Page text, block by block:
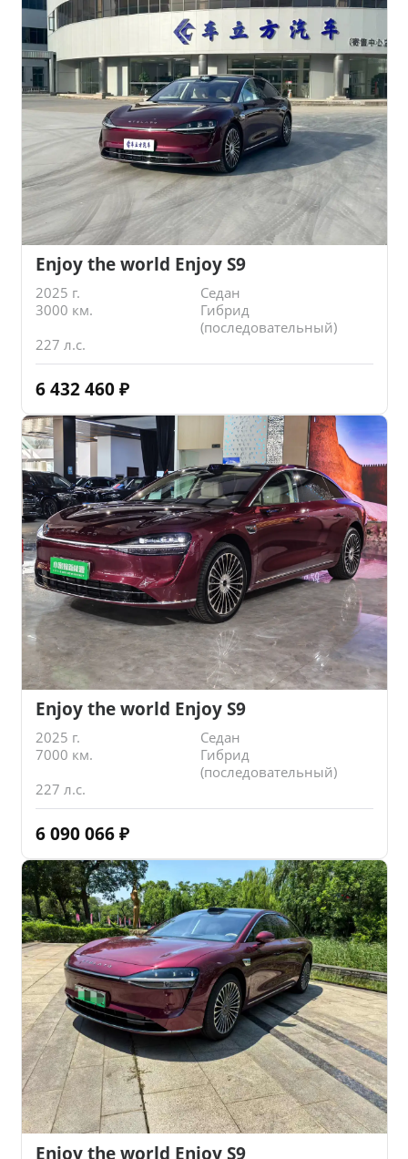
Enjoy the world Enjoy S9
2025 г.
Седан
3000 км.
Гибрид
(последовательный)
227 л.с.
6 432 460 ₽
Enjoy the world Enjoy S9
2025 г.
Седан
7000 км.
Гибрид
(последовательный)
227 л.с.
6 090 066 ₽
Enjoy the world Enjoy S9